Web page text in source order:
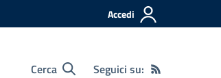
Accedi
Cerca Seguici su: